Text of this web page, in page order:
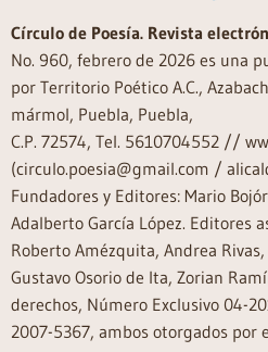
Círculo de Poesía. Revista
No. 960, febrero de 2026 es una
por Territorio Poético A.C.,
mármol, Puebla, Puebla,
C.P. 72574, Tel. 5610704552 //
(circulo.poesia@gmail.com /
Fundadores y Editores: Mario
Adalberto García López. Editores
Roberto Amézquita, Andrea
Gustavo Osorio de Ita, Zorian
derechos, Número Exclusivo 04-
2007-5367, ambos otorgados por